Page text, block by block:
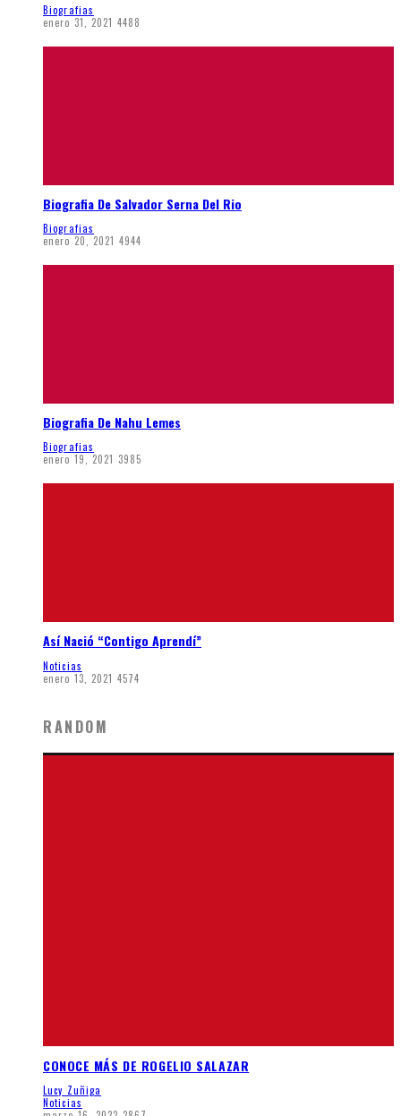
Biografias
enero 31, 2021 4488
Biografia De Salvador Serna Del Rio
Biografias
enero 20, 2021 4944
Biografia De Nahu Lemes
Biografias
enero 19, 2021 3985
Así Nació “Contigo Aprendí”
Noticias
enero 13, 2021 4574
RANDOM
CONOCE MÁS DE ROGELIO SALAZAR
Lucy Zuñiga
Noticias